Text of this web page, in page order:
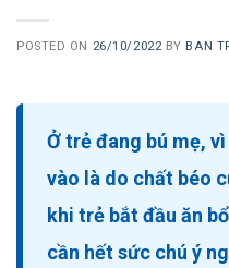
POSTED ON 26/10/2022 BY BAN
Ở trẻ đang bú mẹ,
vào là do chất béo
khi trẻ bắt đầu ăn
cần hết sức chú ý